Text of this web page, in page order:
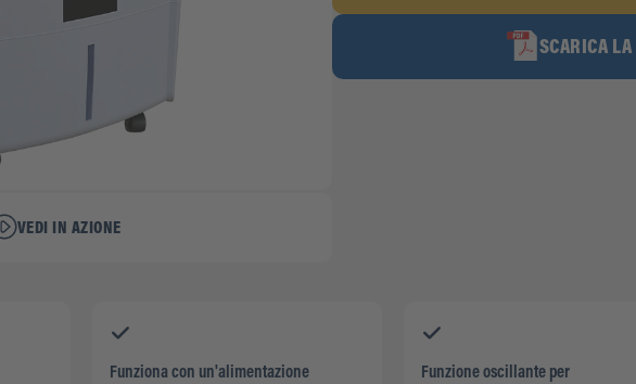
VEDI IN AZIONE
SCARICA
Funziona con un'alimentazione
Funzione oscillante per